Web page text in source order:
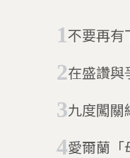
不要再有
在盛讚與
九度闖關
愛爾蘭「